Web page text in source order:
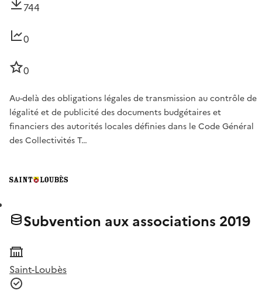
744
0
0
Au-delà des obligations légales de transmission au contrôle de
légalité et de publicité des documents budgétaires et
financiers des autorités locales définies dans le Code Général
des Collectivités T…
Subvention aux associations 2019
Saint-Loubès